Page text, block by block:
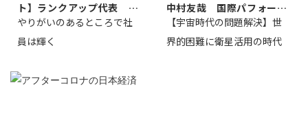
ト】ランクアップ代表 岩
崎裕美子
やりがいのあるところで社
員は輝く
中村友哉 国際パフォーマ
ンス研究所代...
【宇宙時代の問題解決】世
界的困難に衛星活用の時代